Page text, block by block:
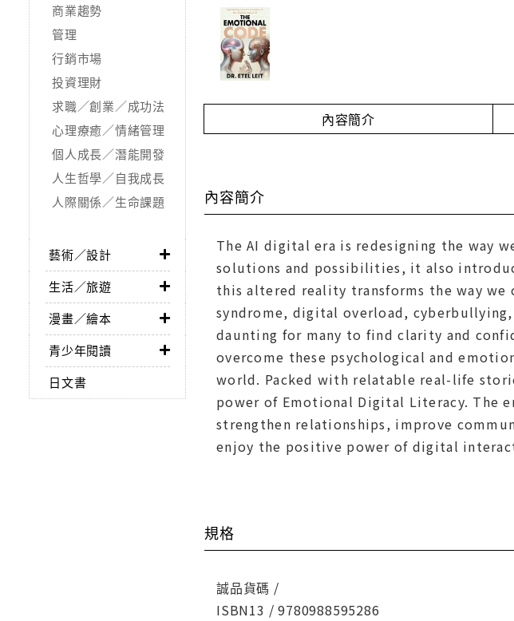
商業趨勢
管理
行銷市場
投資理財
求職／創業／成功法
心理療癒／情緒管理
個人成長／潛能開發
人生哲學／自我成長
人際關係／生命課題
藝術／設計
生活／旅遊
漫畫／繪本
青少年閱讀
日文書
內容簡介
內容簡介
The AI digital era is redesigning the way
solutions and possibilities, it also
this altered reality transforms the way we
syndrome, digital overload,
daunting for many to find clarity and
overcome these psychological and
world. Packed with relatable real-life
power of Emotional Digital Literacy. The
strengthen relationships, improve
enjoy the positive power of digital
規格
誠品貨碼 /
ISBN13 / 9780988595286